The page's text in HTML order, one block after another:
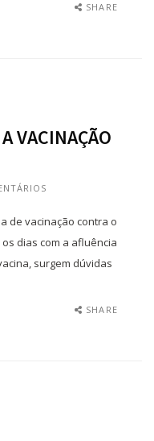
SHARE
VACINAÇÃO
de vacinação contra o
dias com a afluência
surgem dúvidas
SHARE